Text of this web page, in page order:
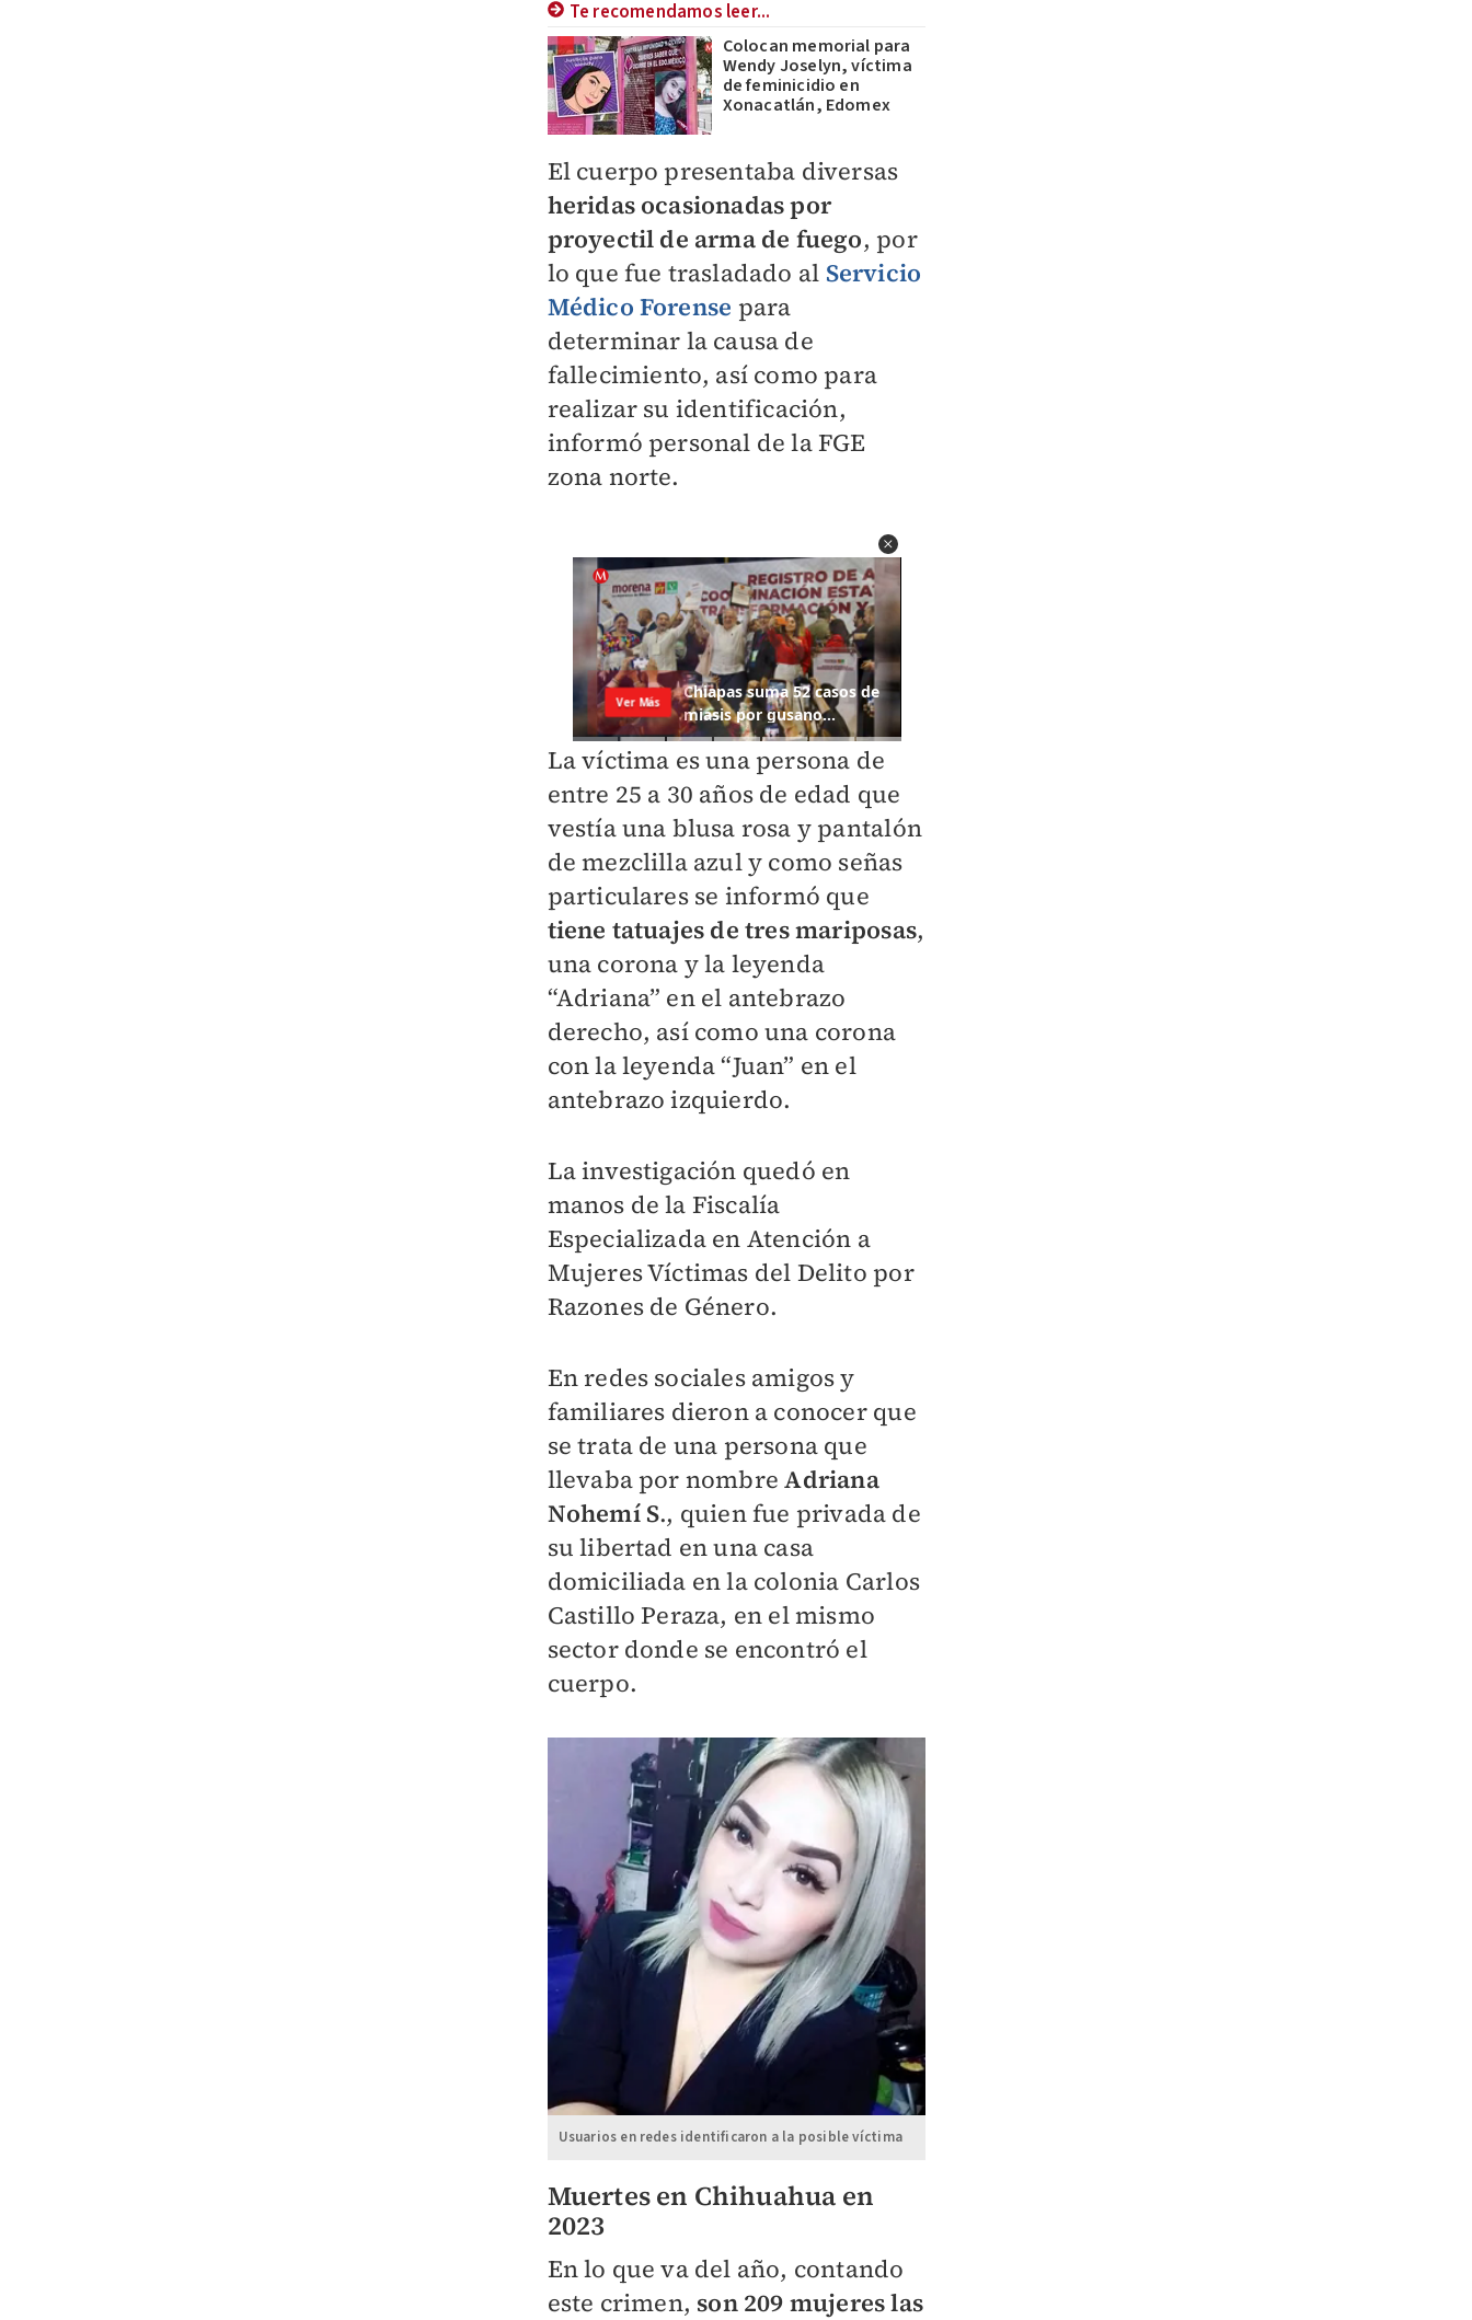
Te recomendamos leer...
Colocan memorial para
Wendy Joselyn, víctima
de feminicidio en
Xonacatlán, Edomex
El cuerpo presentaba diversas
heridas ocasionadas por
proyectil de arma de fuego, por
lo que fue trasladado al Servicio
Médico Forense para
determinar la causa de
fallecimiento, así como para
realizar su identificación,
informó personal de la FGE
zona norte.
La víctima es una persona de
entre 25 a 30 años de edad que
vestía una blusa rosa y pantalón
de mezclilla azul y como señas
particulares se informó que
tiene tatuajes de tres mariposas,
una corona y la leyenda
“Adriana” en el antebrazo
derecho, así como una corona
con la leyenda “Juan” en el
antebrazo izquierdo.
La investigación quedó en
manos de la Fiscalía
Especializada en Atención a
Mujeres Víctimas del Delito por
Razones de Género.
En redes sociales amigos y
familiares dieron a conocer que
se trata de una persona que
llevaba por nombreAdriana
Nohemí S., quien fue privada de
su libertad en una casa
domiciliada en la colonia Carlos
Castillo Peraza, en el mismo
sector donde se encontró el
cuerpo.
Usuarios en redes identificaron a la posible víctima
Muertes en Chihuahua en
2023
En lo que va del año, contando
este crimen, son 209 mujeres las